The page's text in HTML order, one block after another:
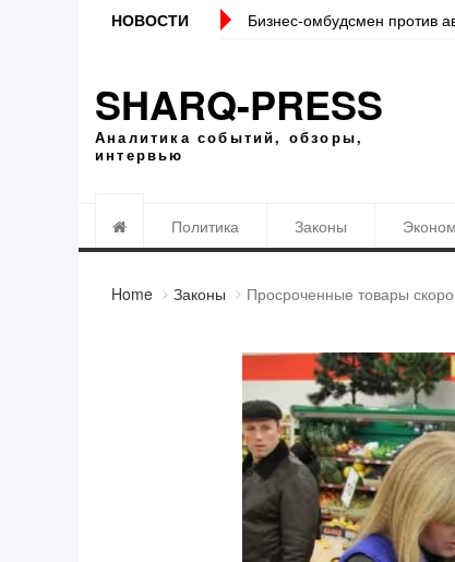
НОВОСТИ Бизнес-омбудсмен против
SHARQ-PRESS
Аналитика событий, обзоры,
интервью
Политика Законы
Home Законы Просроченные товары